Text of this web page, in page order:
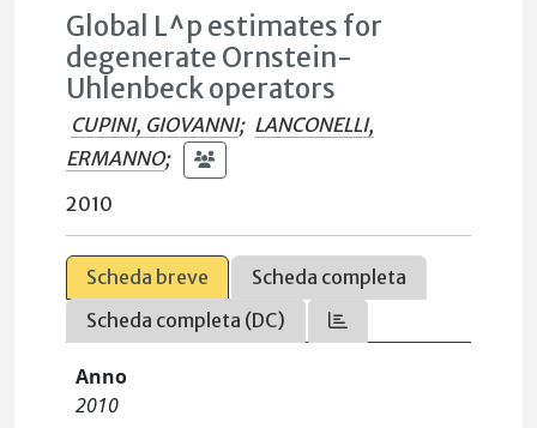
Global L^p estimates for
degenerate Ornstein-
Uhlenbeck operators
CUPINI, GIOVANNI; LANCONELLI,
ERMANNO;
2010
Scheda breve
Scheda completa
Scheda completa (DC)
Anno
2010